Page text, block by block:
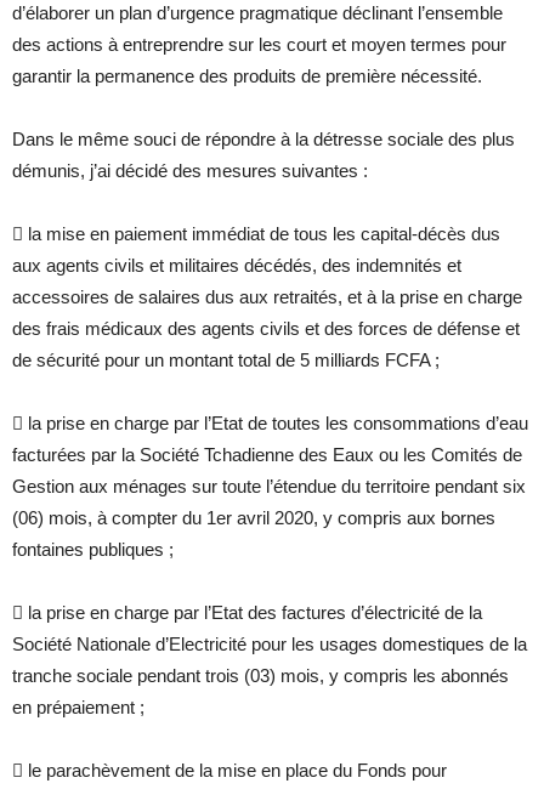
d’élaborer un plan d’urgence pragmatique déclinant l’ensemble
des actions à entreprendre sur les court et moyen termes pour
garantir la permanence des produits de première nécessité.
Dans le même souci de répondre à la détresse sociale des plus
démunis, j’ai décidé des mesures suivantes :
 la mise en paiement immédiat de tous les capital-décès dus
aux agents civils et militaires décédés, des indemnités et
accessoires de salaires dus aux retraités, et à la prise en charge
des frais médicaux des agents civils et des forces de défense et
de sécurité pour un montant total de 5 milliards FCFA ;
 la prise en charge par l’Etat de toutes les consommations d’eau
facturées par la Société Tchadienne des Eaux ou les Comités de
Gestion aux ménages sur toute l’étendue du territoire pendant six
(06) mois, à compter du 1er avril 2020, y compris aux bornes
fontaines publiques ;
 la prise en charge par l’Etat des factures d’électricité de la
Société Nationale d’Electricité pour les usages domestiques de la
tranche sociale pendant trois (03) mois, y compris les abonnés
en prépaiement ;
 le parachèvement de la mise en place du Fonds pour